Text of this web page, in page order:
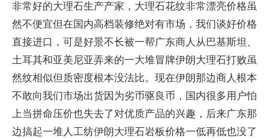
非常好的大理石生产产家，大理石花纹非常漂亮价格虽
然不便宜但在国内高档装修绝对有市场，我们谈好价格
直接进口，可是好景不长被一帮广东商人从巴基斯坦、
土耳其和亚美尼亚弄来的一大堆冒牌伊朗大理石打败虽
然纹相似但质密度根本没法比。现在伊朗那边商人根本
不敢向我们市场出货因为劣币驱良币，国内很多用户怕
上当拼命压价也失去了对优质产品的兴趣，后来广东那
边搞起一堆人工纺伊朗大理石岩板价格一低再低也没了